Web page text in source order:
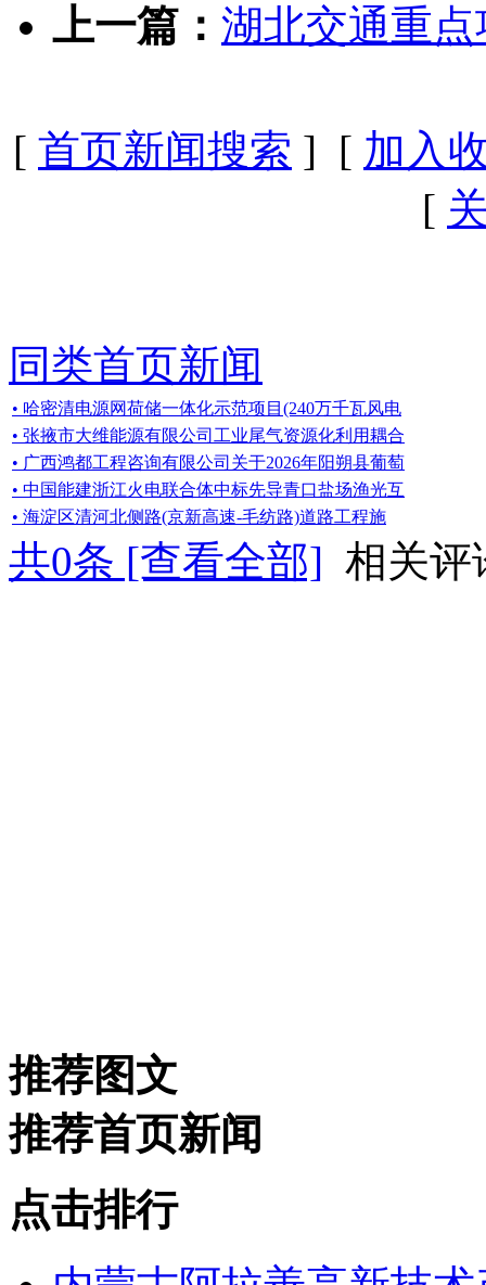
上一篇： 湖北交通重
[ 首页新闻搜索 ] [ 加入
[
同类首页新闻
• 哈密清电源网荷储一体化示范项目(240万千瓦风电
• 张掖市大维能源有限公司工业尾气资源化利用耦合
• 广西鸿都工程咨询有限公司关于2026年阳朔县葡萄
• 中国能建浙江火电联合体中标先导青口盐场渔光互
• 海淀区清河北侧路(京新高速-毛纺路)道路工程施
共0条 [查看全部] 相关评
推荐图文
推荐首页新闻
点击排行